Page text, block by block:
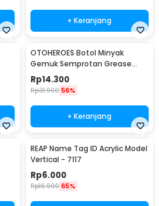
+ Keranjang
OTOHEROES Botol Minyak
Gemuk Semprotan Grease
Gun 250ml - Q001
Rp14.300
Rp31.900 56%
+ Keranjang
REAP Name Tag ID Acrylic Model
Vertical - 7117
Rp6.000
Rp16.900 65%